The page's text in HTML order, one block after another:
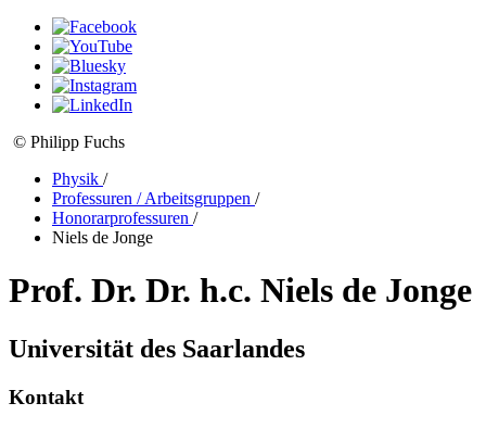
© Philipp Fuchs
Physik /
Professuren / Arbeitsgruppen /
Honorarprofessuren /
Niels de Jonge
Prof. Dr. Dr. h.c. Niels de Jonge
Universität des Saarlandes
Kontakt